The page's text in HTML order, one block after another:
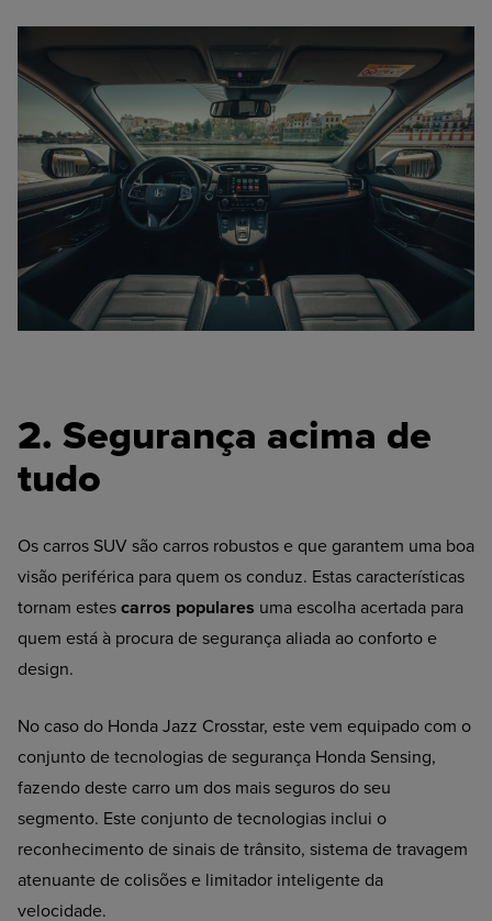
2. Segurança acima de
tudo
Os carros SUV são carros robustos e que garantem uma boa
visão periférica para quem os conduz. Estas características
tornam estes carros populares uma escolha acertada para
quem está à procura de segurança aliada ao conforto e
design.
No caso do Honda Jazz Crosstar, este vem equipado com o
conjunto de tecnologias de segurança Honda Sensing,
fazendo deste carro um dos mais seguros do seu
segmento. Este conjunto de tecnologias inclui o
reconhecimento de sinais de trânsito, sistema de travagem
atenuante de colisões e limitador inteligente da
velocidade.